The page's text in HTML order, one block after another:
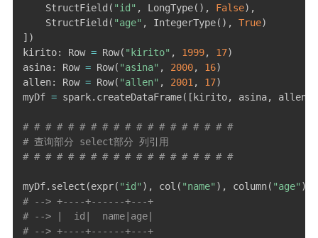
    StructField
( "id" , LongType( ) , False) ,
    StructField
( "age" , IntegerType( ) , True)
] )
kirito: Row = Row( "kirito" , 1999, 17)
asina: Row = Row( "asina" , 2000, 16)
allen: Row = Row( "allen" , 2001, 17)
myDf = spark. createDataFrame( [ kirito, asina, allen
# # # # # # # # # # # # # # # # # # #
# 查询部分 select部分 列引用
# # # # # # # # # # # # # # # # # # #
myDf. select (expr( "id" ) , col ( "name" ) , column( "age" )
# --> +----+------+---+
# --> |  id|  name|age|
# --> +----+------+---+